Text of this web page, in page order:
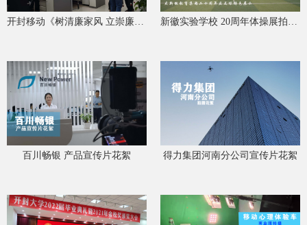
开封移动《树清廉家风 立崇廉家规》 宣传片拍摄花絮 新徽实验学校 20周年体操展拍摄花絮
百川畅银 产品宣传片花絮 得力集团河南分公司宣传片花絮